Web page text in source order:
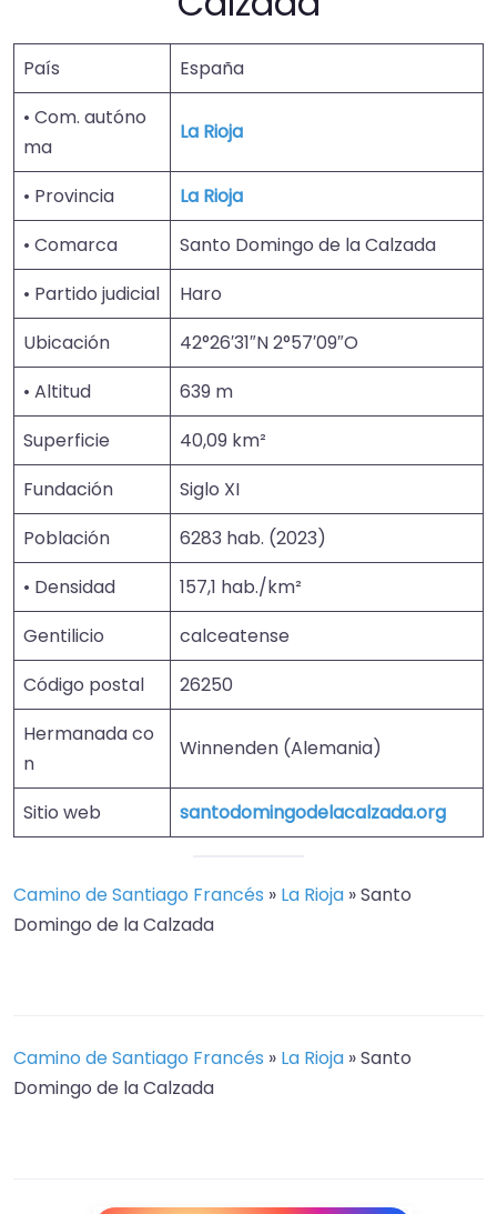
País
España
• Com. autóno
ma
La Rioja
• Provincia
La Rioja
• Comarca
Santo Domingo de la Calzada
• Partido judicial
Haro
Ubicación
42°26′31″N 2°57′09″O
• Altitud
639​ m
Superficie
40,09 km²
Fundación
Siglo XI
Población
6283 hab. (2023)
• Densidad
157,1 hab./km²
Gentilicio
calceatense
Código postal
26250
Hermanada co
n
Winnenden (Alemania)
Sitio web santodomingodelacalzada.org
Camino de Santiago Francés » La Rioja »Santo
Domingo de la Calzada
Camino de Santiago Francés » La Rioja »Santo
Domingo de la Calzada